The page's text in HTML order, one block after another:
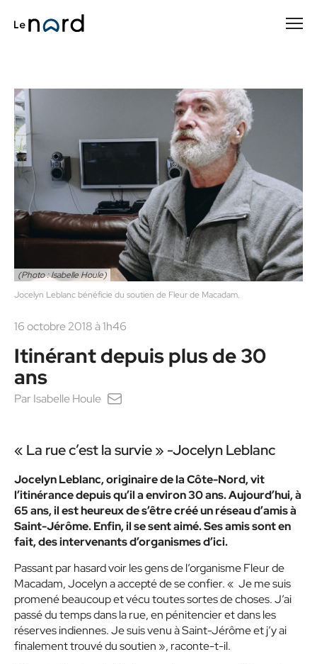
(Photo : Isabelle Houle)
Jocelyn Leblanc bénéficie du soutien de Fleur de Macadam.
16 octobre 2018 à 1h46
Itinérant depuis plus de 30
ans
Par Isabelle Houle
« La rue c’est la survie » -Jocelyn Leblanc
Jocelyn Leblanc, originaire de la Côte-Nord, vit
l’itinérance depuis qu’il a environ 30 ans. Aujourd’hui, à
65 ans, il est heureux de s’être créé un réseau d’amis à
Saint-Jérôme. Enfin, il se sent aimé. Ses amis sont en
fait, des intervenants d’organismes d’ici.
Passant par hasard voir les gens de l’organisme Fleur de
Macadam, Jocelyn a accepté de se confier. « Je me suis
promené beaucoup et vécu toutes sortes de choses. J’ai
passé du temps dans la rue, en pénitencier et dans les
réserves indiennes. Je suis venu à Saint-Jérôme et j’y ai
finalement trouvé du soutien », raconte-t-il.